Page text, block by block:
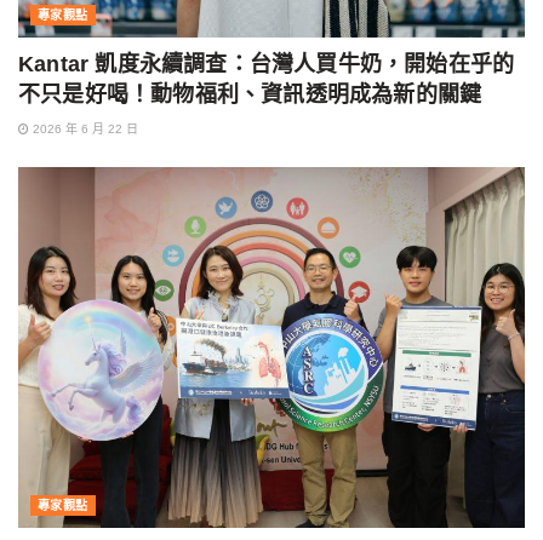
專家觀點
Kantar 凱度永續調查：台灣人買牛奶，開始在乎的
不只是好喝！動物福利、資訊透明成為新的關鍵
2026 年 6 月 22 日
專家觀點